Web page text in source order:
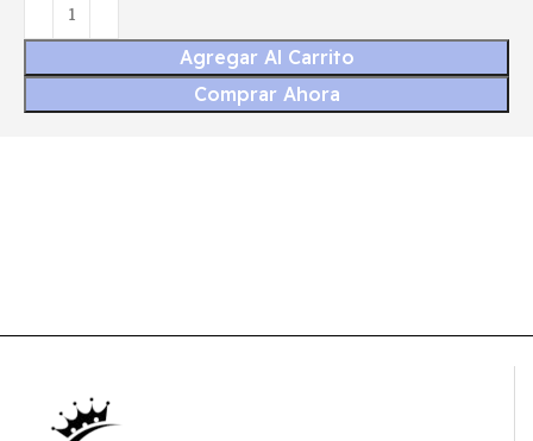
Agregar Al Carrito
Comprar Ahora